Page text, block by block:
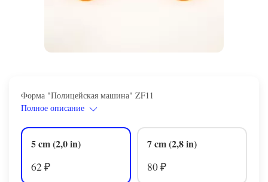
Форма "Полицейская машина" ZF11
Полное описание
5 cm (2,0 in)
62 ₽
7 cm (2,8 in)
80 ₽